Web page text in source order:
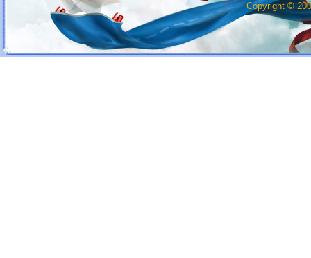
Copyright ©